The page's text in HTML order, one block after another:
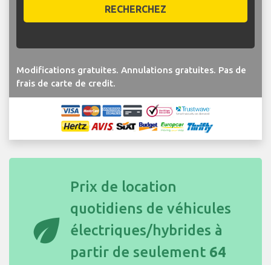
RECHERCHEZ
Modifications gratuites. Annulations gratuites. Pas de
frais de carte de credit.
eco
Prix de location
quotidiens de véhicules
électriques/hybrides à
partir de seulement 64